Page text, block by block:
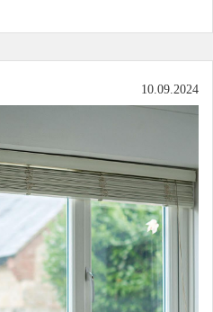
10.09.2024